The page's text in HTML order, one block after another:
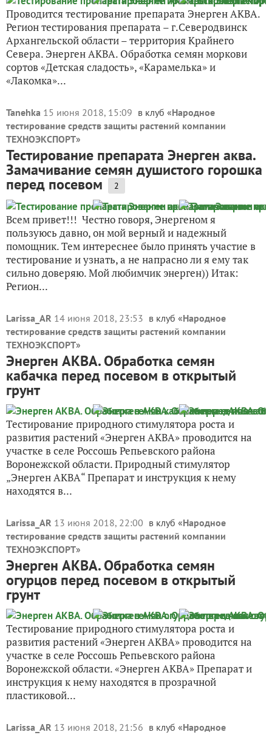
Проводится тестирование препарата Энерген АКВА.
Регион тестирования препарата – г.Северодвинск
Архангельской области – территория Крайнего
Севера. Энерген АКВА. Обработка семян моркови
сортов «Детская сладость», «Карамелька» и
«Лакомка»...
Tanehka 15 июня 2018, 15:09 в клуб «Народное
тестирование средств защиты растений компании
ТЕХНОЭКСПОРТ»
Тестирование препарата Энерген аква.
Замачивание семян душистого горошка
перед посевом 2
Всем привет!!! Честно говоря, Энергеном я
пользуюсь давно, он мой верный и надежный
помощник. Тем интереснее было принять участие в
тестирование и узнать, а не напрасно ли я ему так
сильно доверяю. Мой любимчик энерген)) Итак:
Регион...
Larissa_AR 14 июня 2018, 23:53 в клуб «Народное
тестирование средств защиты растений компании
ТЕХНОЭКСПОРТ»
Энерген АКВА. Обработка семян
кабачка перед посевом в открытый
грунт
Тестирование природного стимулятора роста и
развития растений «Энерген АКВА» проводится на
участке в селе Россошь Репьевского района
Воронежской области. Природный стимулятор
„Энерген АКВА“ Препарат и инструкция к нему
находятся в...
Larissa_AR 13 июня 2018, 22:00 в клуб «Народное
тестирование средств защиты растений компании
ТЕХНОЭКСПОРТ»
Энерген АКВА. Обработка семян
огурцов перед посевом в открытый
грунт
Тестирование природного стимулятора роста и
развития растений «Энерген АКВА» проводится на
участке в селе Россошь Репьевского района
Воронежской области. «Энерген АКВА» Препарат и
инструкция к нему находятся в прозрачной
пластиковой...
Larissa_AR 13 июня 2018, 21:56 в клуб «Народное